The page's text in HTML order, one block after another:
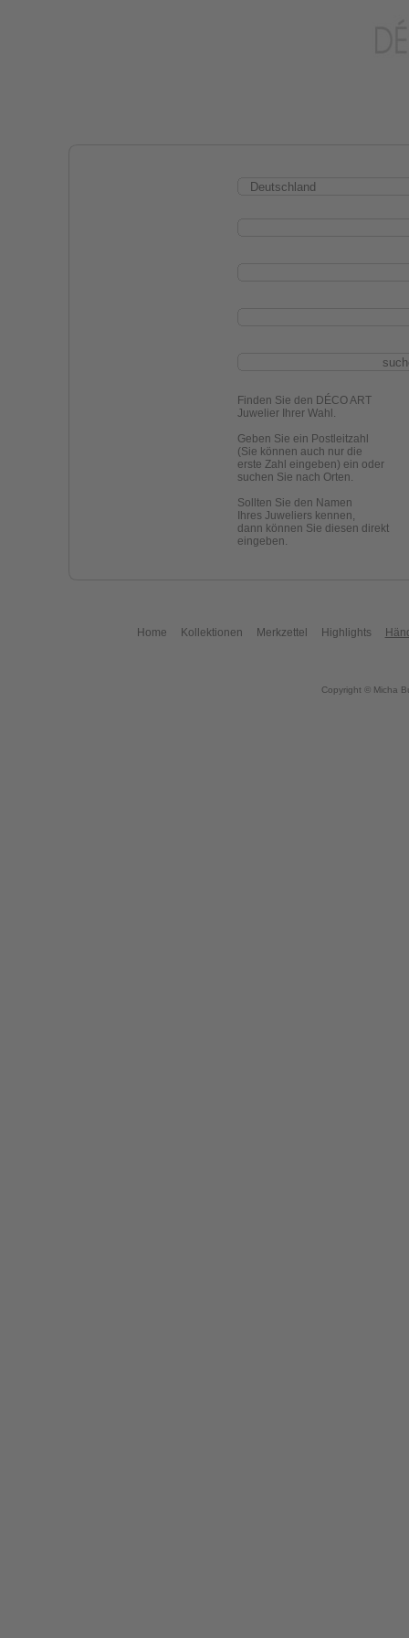
Finden Sie den DÉCO ART
Juwelier Ihrer Wahl.
Geben Sie ein Postleitzahl
(Sie können auch nur die
erste Zahl eingeben) ein oder
suchen Sie nach Orten.
Sollten Sie den Namen
Ihres Juweliers kennen,
dann können Sie diesen direkt
eingeben.
Home Kollektionen Merkzettel Highlights
Copyright © Micha